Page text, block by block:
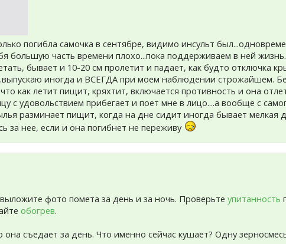
погибла самочка в сентябре, видимо инсульт
большую часть времени плохо...пока поддерживаем в ней
бывает и 10-20 см пролетит и падает, как будто отключка
иногда и ВСЕГДА при моем наблюдении строжайшем.
как летит пищит, кряхтит, включается противность и она
с удовольствием прибегает и поет мне в лицо....а вообще с
разминает пищит, когда на дне сидит иногда бывает мелкая
за нее, если и она погибнет не переживу
фото помета за день и за ночь. Проверьтеупитанность
обогрев.
она съедает за день. Что именно сейчас кушает? Одну